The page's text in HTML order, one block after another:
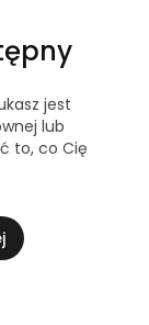
jest
lub
to, co Cię